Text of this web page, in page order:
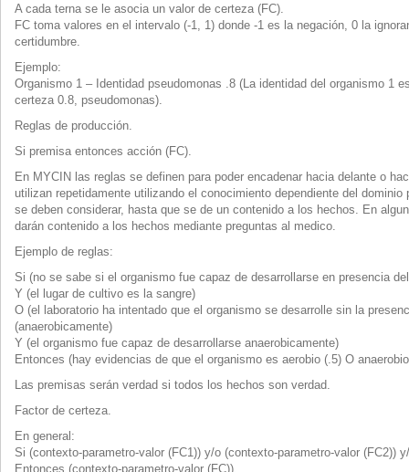
A cada terna se le asocia un valor de certeza (FC).
FC toma valores en el intervalo (-1, 1) donde -1 es la negación, 0 la
certidumbre.
Ejemplo:
Organismo 1 – Identidad pseudomonas .8 (La identidad del organismo 1
certeza 0.8, pseudomonas).
Reglas de producción.
Si premisa entonces acción (FC).
En MYCIN las reglas se definen para poder encadenar hacia delante o
utilizan repetidamente utilizando el conocimiento dependiente del dominio
se deben considerar, hasta que se de un contenido a los hechos. En
darán contenido a los hechos mediante preguntas al medico.
Ejemplo de reglas:
Si (no se sabe si el organismo fue capaz de desarrollarse en presencia
Y (el lugar de cultivo es la sangre)
O (el laboratorio ha intentado que el organismo se desarrolle sin la
(anaerobicamente)
Y (el organismo fue capaz de desarrollarse anaerobicamente)
Entonces (hay evidencias de que el organismo es aerobio (.5) O
Las premisas serán verdad si todos los hechos son verdad.
Factor de certeza.
En general:
Si (contexto-parametro-valor (FC1)) y/o (contexto-parametro-valor
Entonces (contexto-parametro-valor (FC)).